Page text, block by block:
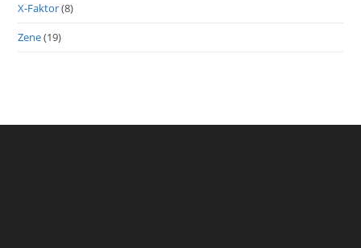
X-Faktor(8)
Zene(19)